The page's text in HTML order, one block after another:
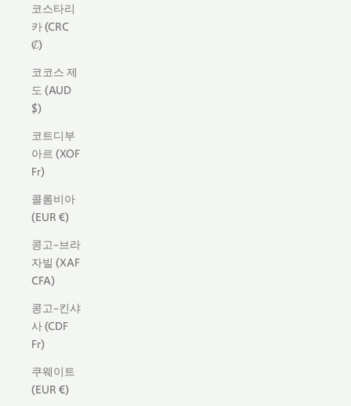
코스타리
카 (CRC
₡)
코코스 제
도 (AUD
$)
코트디부
아르 (XOF
Fr)
콜롬비아
(EUR €)
콩고-브라
자빌 (XAF
CFA)
콩고-킨샤
사 (CDF
Fr)
쿠웨이트
(EUR €)